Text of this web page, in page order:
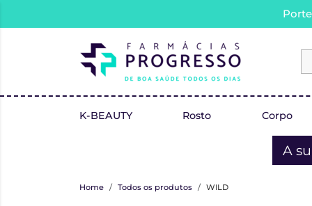
K-BEAUTY Rosto Corpo
A
Home Todos os produtos WILD